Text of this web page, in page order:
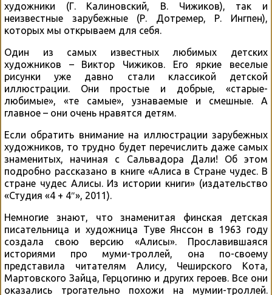
художники (Г. Калиновский, В. Чижиков), так и
неизвестные зарубежные (Р. Дотремер, Р. Ингпен),
которых мы открываем для себя.
Один из самых известных любимых детских
художников – Виктор Чижиков. Его яркие веселые
рисунки уже давно стали классикой детской
иллюстрации. Они простые и добрые, «старые-
любимые», «те самые», узнаваемые и смешные. А
главное – они очень нравятся детям.
Если обратить внимание на иллюстрации зарубежных
художников, то трудно будет перечислить даже самых
знаменитых, начиная с Сальвадора Дали! Об этом
подробно рассказано в книге «Алиса в Стране чудес. В
стране чудес Алисы. Из истории книги» (издательство
«Студия «4 + 4″», 2011).
Немногие знают, что знаменитая финская детская
писательница и художница Туве Янссон в 1963 году
создала свою версию «Алисы». Прославившаяся
историями про муми-троллей, она по-своему
представила читателям Алису, Чеширского Кота,
Мартовского Зайца, Герцогиню и других героев. Все они
оказались трогательно похожи на мумии-троллей.